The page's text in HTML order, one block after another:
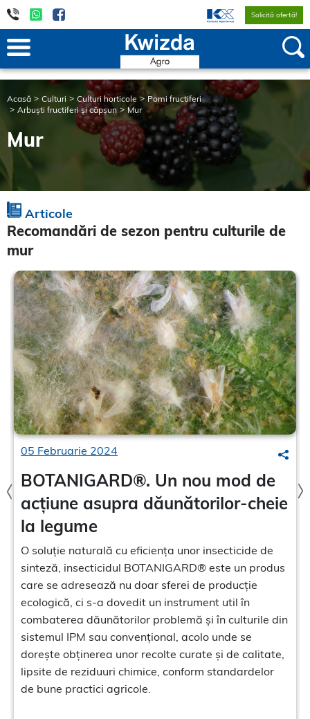
Solicită ofertă!
Acasă Culturi Culturi horticole
Pomi fructiferi
Arbuști fructiferi și căpșun
Mur
Mur
Articole
Recomandări de sezon pentru culturile de
mur
05 Februarie 2024
BOTANIGARD®. Un nou mod de
acțiune asupra dăunătorilor-cheie
la legume
O soluție naturală cu eficiența unor insecticide de
sinteză, insecticidul BOTANIGARD® este un produs
care se adresează nu doar sferei de producție
ecologică, ci s-a dovedit un instrument util în
combaterea dăunătorilor problemă și în culturile din
sistemul IPM sau convențional, acolo unde se
dorește obținerea unor recolte curate și de calitate,
lipsite de reziduuri chimice, conform standardelor
de bune practici agricole.